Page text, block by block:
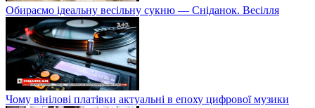
Обираємо ідеальну весільну сукню — Сніданок. Весілля
Чому вінілові платівки актуальні в епоху цифрової музики